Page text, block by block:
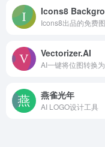
Vectorizer.AI
燕雀光年
AI LOGO设计工具